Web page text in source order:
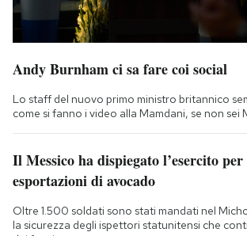
Andy Burnham ci sa fare coi social
Lo staff del nuovo primo ministro britannico
come si fanno i video alla Mamdani, se non sei
Il Messico ha dispiegato l’esercito
esportazioni di avocado
Oltre 1.500 soldati sono stati mandati nel
la sicurezza degli ispettori statunitensi che